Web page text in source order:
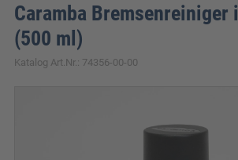
Caramba Bremsenreiniger
(500 ml)
Katalog Art.Nr.: 74356-00-00